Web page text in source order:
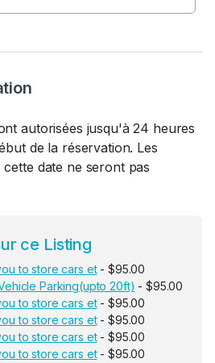
autorisées jusqu'à 24 heures
de la réservation. Les
date ne seront pas
ce Listing
to store cars et- $95.00
Parking(upto 20ft) - $95.00
to store cars et- $95.00
to store cars et- $95.00
to store cars et- $95.00
to store cars et- $95.00